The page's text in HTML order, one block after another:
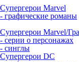
Супергерои Marvel
- графические романы
Супергерои Marvel/
- серии о персонажах
- синглы
Супергерои DC